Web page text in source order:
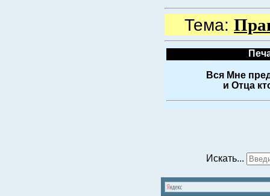
Тема:
Вся Мне
и Отца
Искать...